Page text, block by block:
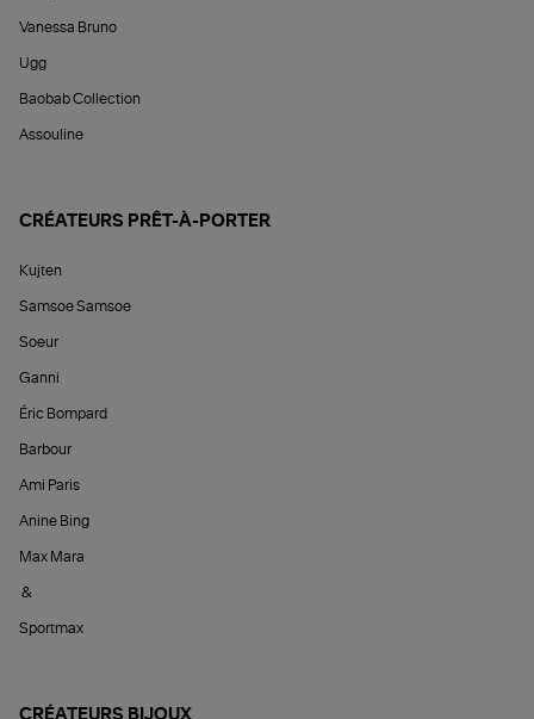
Vanessa Bruno
Ugg
Baobab Collection
Assouline
CRÉATEURS PRÊT-À-PORTER
Kujten
Samsoe Samsoe
Soeur
Ganni
Éric Bompard
Barbour
Ami Paris
Anine Bing
Max Mara
&
Sportmax
CRÉATEURS BIJOUX